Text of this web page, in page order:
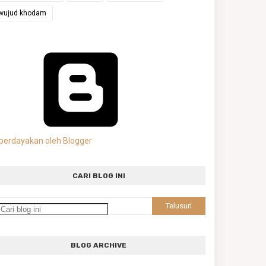
khodam
oleh Blogger
CARI BLOG INI
BLOG ARCHIVE